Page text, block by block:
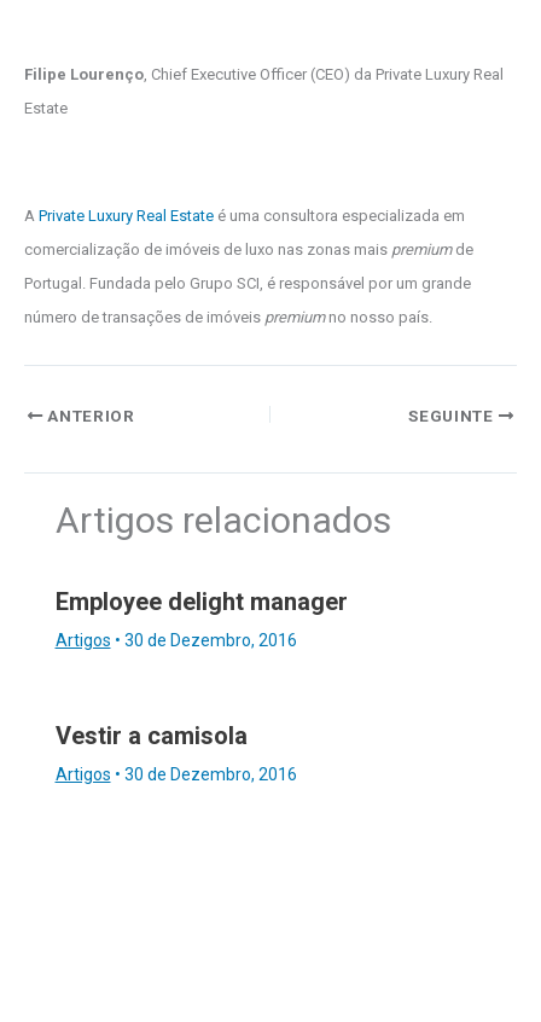
Filipe Lourenço, Chief Executive Officer (CEO) da Private Luxury Real
Estate
A Private Luxury Real Estate é uma consultora especializada em
comercialização de imóveis de luxo nas zonas mais premiumde
Portugal. Fundada pelo Grupo SCI, é responsável por um grande
número de transações de imóveis premiumno nosso país.
ANTERIOR SEGUINTE
Artigos relacionados
Employee delight manager
Artigos • 30 de Dezembro, 2016
Vestir a camisola
Artigos • 30 de Dezembro, 2016